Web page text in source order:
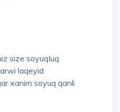
size soyuqluq
laqeyid
xanim soyuq qanli